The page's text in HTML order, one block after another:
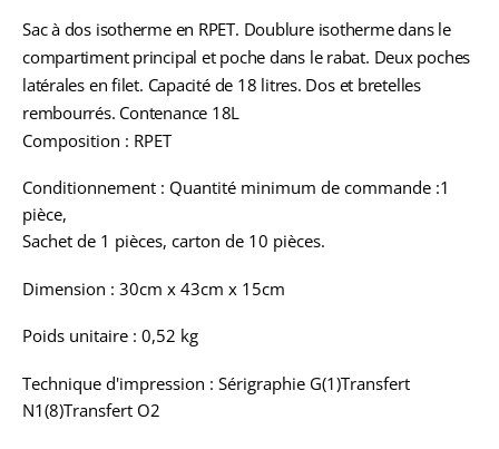
Sac à dos isotherme en RPET. Doublure isotherme dans le
compartiment principal et poche dans le rabat. Deux poches
latérales en filet. Capacité de 18 litres. Dos et bretelles
rembourrés. Contenance 18L
Composition : RPET
Conditionnement : Quantité minimum de commande :1
pièce,
Sachet de 1 pièces, carton de 10 pièces.
Dimension : 30cm x 43cm x 15cm
Poids unitaire : 0,52 kg
Technique d'impression : Sérigraphie G(1)Transfert
N1(8)Transfert O2